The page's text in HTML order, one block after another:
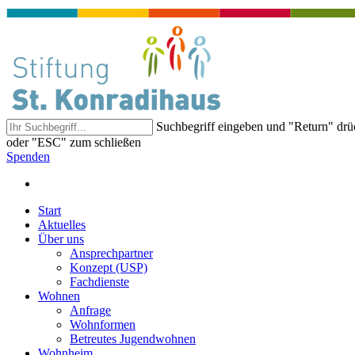
Suchbegriff eingeben und "Return"
oder "ESC" zum schließen
Spenden
Start
Aktuelles
Über uns
Ansprechpartner
Konzept (USP)
Fachdienste
Wohnen
Anfrage
Wohnformen
Betreutes Jugendwohnen